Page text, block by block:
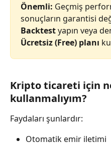
Önemli: Geçmiş
sonuçların garantisi
Backtest yapın veya
Ücretsiz (Free) planı
Kripto ticareti için
kullanmalıyım?
Faydaları şunlardır:
Otomatik emir iletimi